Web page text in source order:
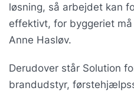
løsning, så arbejdet kan
effektivt, for byggeriet
Anne Hasløv.
Derudover står Solution
brandudstyr,